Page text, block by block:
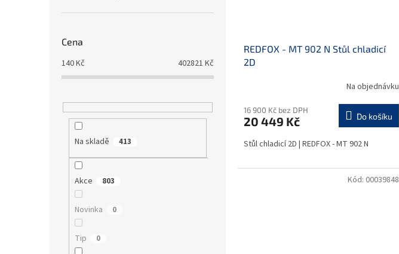
Cena
140Kč 402821 Kč
Na skladě 413
Akce 803
Novinka 0
Tip 0
REDFOX - MT 902 N Stůl chladicí
2D
Na objednávku
16 900 Kč bez DPH
20 449 Kč Do košíku
Stůl chladicí 2D | REDFOX - MT 902 N
Kód: 00039848